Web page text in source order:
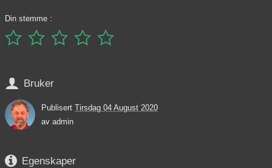
Din stemme :
    
 Bruker
Publisert Tirsdag 04 August 2020
av admin
 Egenskaper